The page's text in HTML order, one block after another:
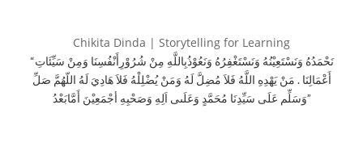
Chikita Dinda | Storytelling for Learning
“نَحْمَدُهُ وَنَسْتَعِيْنُهُ وَنَسْتَغْفِرُهُ وَنَعُوْذُبِاللَّهِ مِنْ شُرُوْرِأَنْفُسِنَا وَمِنْ سَيِّئَاتِ
أَعْمَالِنَا . مَنْ يَهْدِهِ اللَّهُ فَلاَ مُضِلَّ لَهُ وَمَنْ يُضْلِلْهُ فَلاَ هَادِيَ لَهُ اللّهُمَّ صَلِّ
وَسَلِّم عَلَى سَيِّدِنَا مُحَمَّدٍ وَعَلَىى اَلِهِ وَصَحْبِهِ أجْمَعِيْنَ أَمَّابَعْدُ”